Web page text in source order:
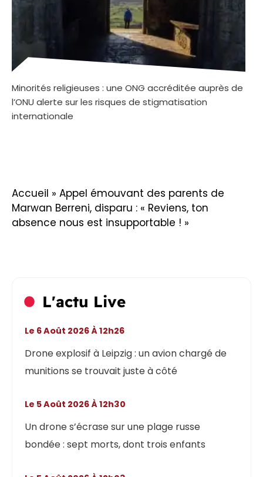
Minorités religieuses : une ONG accréditée auprès de
l’ONU alerte sur les risques de stigmatisation
internationale
Accueil » Appel émouvant des parents de
Marwan Berreni, disparu : « Reviens, ton
absence nous est insupportable ! »
L'actu Live
Drone explosif à Leipzig : un avion chargé de
munitions se trouvait juste à côté
Le 6 Août 2026 À 12h26
Un drone s’écrase sur une plage russe
bondée : sept morts, dont trois enfants
Le 5 Août 2026 À 12h30